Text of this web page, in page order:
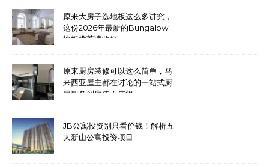
原来大房子选地板这么多讲究，
这份2026年最新的Bungalow
地板推荐请收好
原来厨房装修可以这么简单，马
来西亚屋主都在讨论的一站式厨
房服务到底值不值得
JB公寓投资别只看价钱！解析五
大新山公寓投资项目